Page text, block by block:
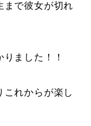
まで彼女が切れ
ました！！
これからが楽し